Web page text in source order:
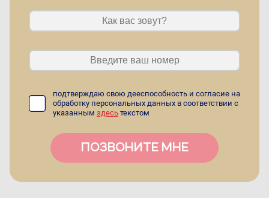
подтверждаю свою дееспособность и согласие на
обработку персональных данных в соответствии с
указанным здесь текстом
ПОЗВОНИТЕ МНЕ